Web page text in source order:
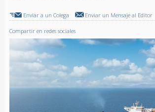
Enviar a un Colega Enviar un Mensaje al Editor
Compartir en redes sociales